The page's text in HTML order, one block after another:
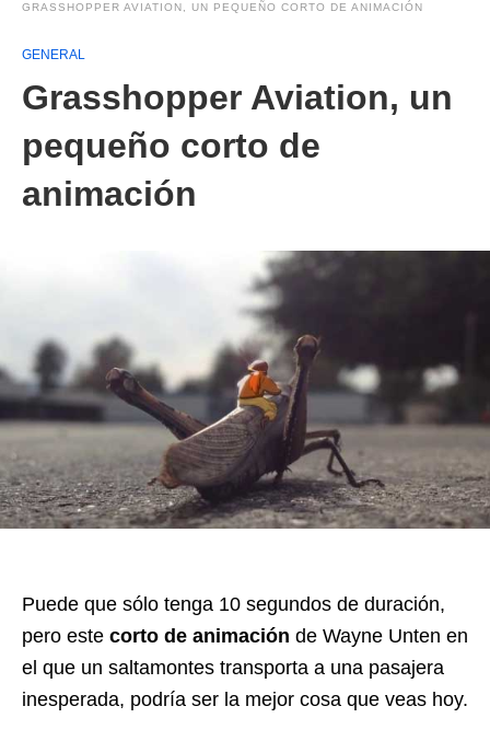
GRASSHOPPER AVIATION, UN PEQUEÑO CORTO DE ANIMACIÓN
GENERAL
Grasshopper Aviation, un
pequeño corto de
animación
Puede que sólo tenga 10 segundos de duración,
pero este corto de animación de Wayne Unten en
el que un saltamontes transporta a una pasajera
inesperada, podría ser la mejor cosa que veas hoy.